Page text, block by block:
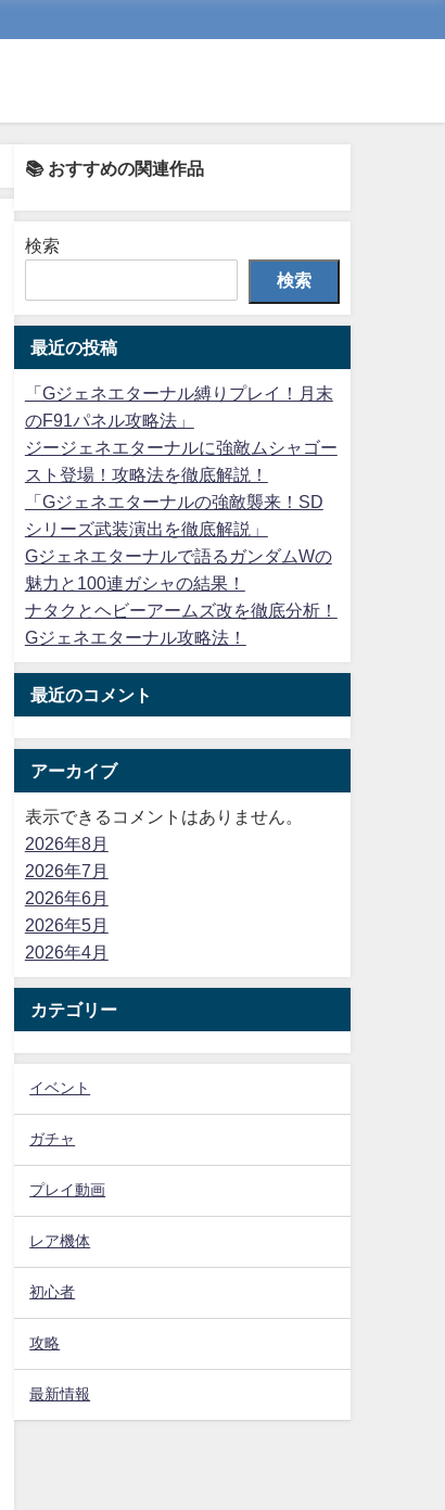
📚 おすすめの関連作品
検索
検索
最近の投稿
「Gジェネエターナル縛りプレイ！月末
のF91パネル攻略法」
ジージェネエターナルに強敵ムシャゴー
スト登場！攻略法を徹底解説！
「Gジェネエターナルの強敵襲来！SD
シリーズ武装演出を徹底解説」
Gジェネエターナルで語るガンダムWの
魅力と100連ガシャの結果！
ナタクとヘビーアームズ改を徹底分析！
Gジェネエターナル攻略法！
最近のコメント
アーカイブ
表示できるコメントはありません。
2026年8月
2026年7月
2026年6月
2026年5月
2026年4月
カテゴリー
イベント
ガチャ
プレイ動画
レア機体
初心者
攻略
最新情報